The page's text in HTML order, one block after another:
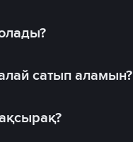
сатып аламын?